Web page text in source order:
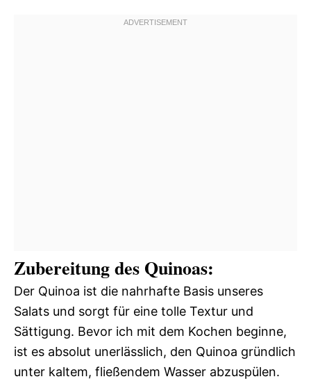
Zubereitung des Quinoas:
Der Quinoa ist die nahrhafte Basis unseres
Salats und sorgt für eine tolle Textur und
Sättigung. Bevor ich mit dem Kochen beginne,
ist es absolut unerlässlich, den Quinoa gründlich
unter kaltem, fließendem Wasser abzuspülen.